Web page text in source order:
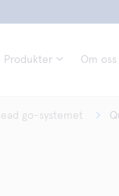
Produkter Om oss
go-systemet